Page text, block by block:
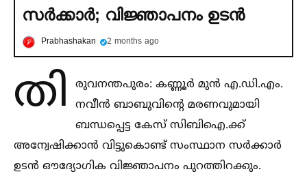
സര്‍ക്കാര്‍; വിജ്ഞാപനം ഉടൻ
Prabhashakan 2 months ago
തി
രുവനന്തപുരം: കണ്ണൂർ മുൻ എ.ഡി.എം.
നവീൻ ബാബുവിന്റെ മരണവുമായി
ബന്ധപ്പെട്ട കേസ് സിബിഐ.ക്ക്
അന്വേഷിക്കാൻ വിട്ടുകൊണ്ട് സംസ്ഥാന സർക്കാർ
ഉടൻ ഔദ്യോഗിക വിജ്ഞാപനം പുറത്തിറക്കും.